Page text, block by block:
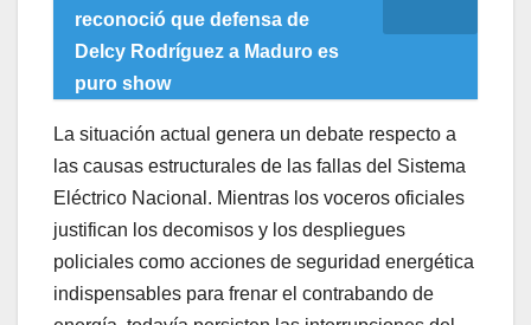
reconoció que defensa de
Delcy Rodríguez a Maduro es
puro show
La situación actual genera un debate respecto a
las causas estructurales de las fallas del Sistema
Eléctrico Nacional. Mientras los voceros oficiales
justifican los decomisos y los despliegues
policiales como acciones de seguridad energética
indispensables para frenar el contrabando de